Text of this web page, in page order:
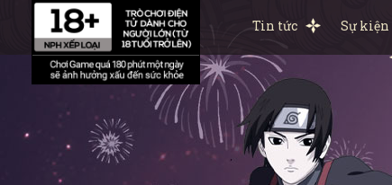
Tin tức Sự kiện